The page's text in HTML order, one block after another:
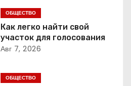
ОБЩЕСТВО
Как легко найти свой
участок для голосования
Авг 7, 2026
ОБЩЕСТВО